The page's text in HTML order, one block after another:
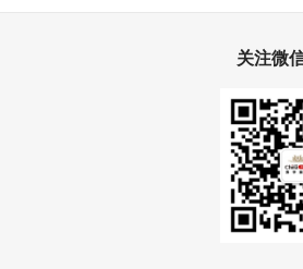
关注微